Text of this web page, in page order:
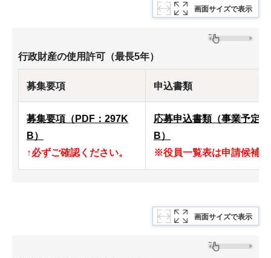
画面サイズで表示
行政財産の使用許可（最長5年）
募集要項 申込書類
募集要項（PDF：297K
B）
↑必ずご確認ください。
応募申込書類（事業予定
B）
※役員一覧表は申請候補
画面サイズで表示